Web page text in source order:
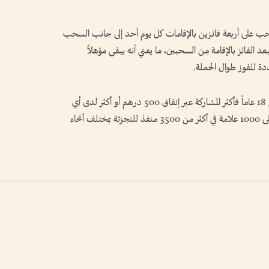
30 أغسطس، يُجرى سحب على أربعة فائزين بالإقامات كل يوم أحد إلى جانب السحب
بالإقامة من السحبين، ما يعني أنه يبقى مؤهلاً
للفوز طوال الحملة.
ويمكن للسكان والزوار المؤهلين ممن تبلغ أعمارهم 18 عاماً فأكثر المشاركة عبر إنفاق 500 درهم أو أكثر لدى أي
من العلامات التجارية المشاركة التي يزيد عددها على 1000 علامة في أكثر من 3500 منفذ للتجزئة بمختلف أنحاء